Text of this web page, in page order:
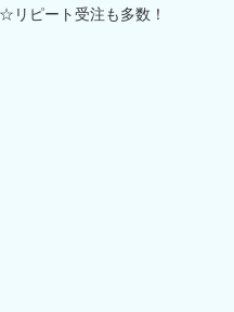
リピート受注も多数！